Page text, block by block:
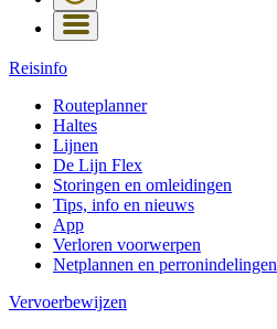
Reisinfo
Routeplanner
Haltes
Lijnen
De Lijn Flex
Storingen en omleidingen
Tips, info en nieuws
App
Verloren voorwerpen
Netplannen en perronindelingen
Vervoerbewijzen